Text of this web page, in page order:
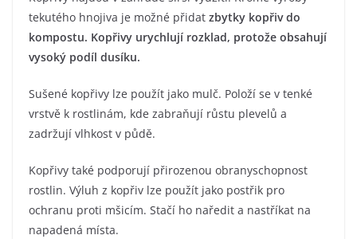
tekutého hnojiva je možné přidat zbytky kopřiv do
kompostu. Kopřivy urychlují rozklad, protože obsahují
vysoký podíl dusíku.
Sušené kopřivy lze použít jako mulč. Položí se v tenké
vrstvě k rostlinám, kde zabraňují růstu plevelů a
zadržují vlhkost v půdě.
Kopřivy také podporují přirozenou obranyschopnost
rostlin. Výluh z kopřiv lze použít jako postřik pro
ochranu proti mšicím. Stačí ho naředit a nastříkat na
napadená místa.